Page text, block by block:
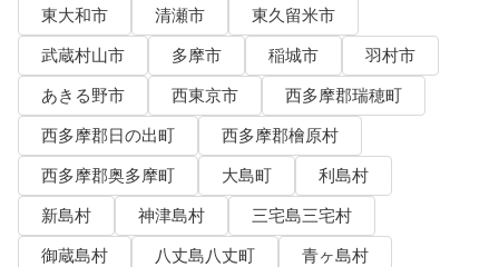
東大和市
清瀬市
東久留米市
武蔵村山市
多摩市 稲城市
羽村市
あきる野市
西東京市
西多摩郡瑞穂町
西多摩郡日の出町
西多摩郡檜原村
西多摩郡奥多摩町
大島町
利島村
新島村
神津島村
三宅島三宅村
御蔵島村
八丈島八丈町 青ヶ島村